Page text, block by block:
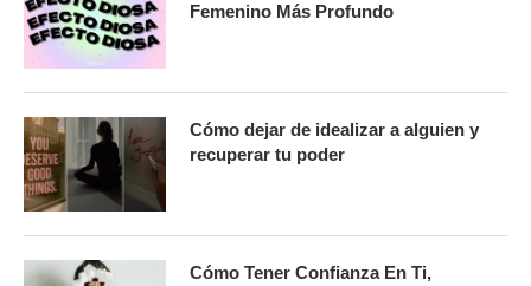
Femenino Más Profundo
Cómo dejar de idealizar a alguien y
recuperar tu poder
Cómo Tener Confianza En Ti,